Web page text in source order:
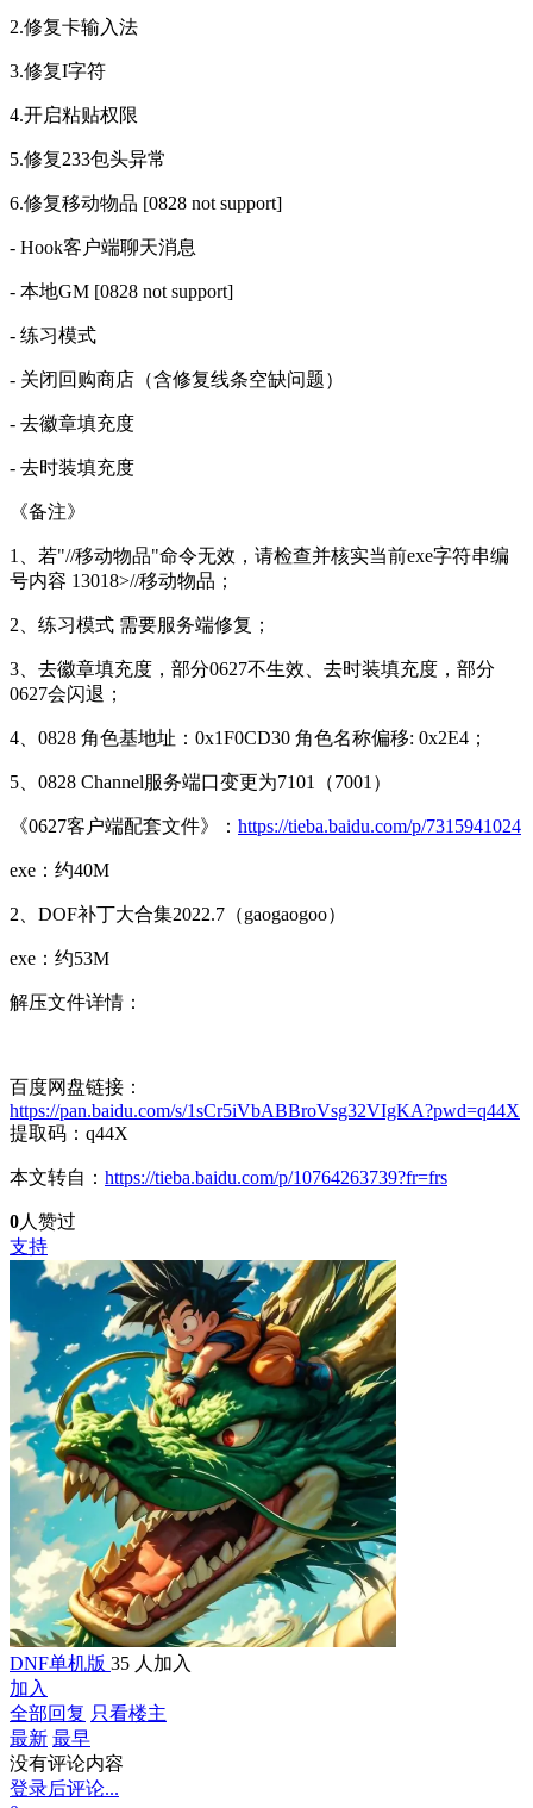
2.修复卡输入法
3.修复I字符
4.开启粘贴权限
5.修复233包头异常
6.修复移动物品 [0828 not support]
- Hook客户端聊天消息
- 本地GM [0828 not support]
- 练习模式
- 关闭回购商店（含修复线条空缺问题）
- 去徽章填充度
- 去时装填充度
《备注》
1、若"//移动物品"命令无效，请检查并核实当前exe字符串编
号内容 13018>//移动物品；
2、练习模式 需要服务端修复；
3、去徽章填充度，部分0627不生效、去时装填充度，部分
0627会闪退；
4、0828 角色基地址：0x1F0CD30 角色名称偏移: 0x2E4；
5、0828 Channel服务端口变更为7101（7001）
《0627客户端配套文件》： https://tieba.baidu.com/p/7315941024
exe：约40M
2、DOF补丁大合集2022.7（gaogaogoo）
exe：约53M
解压文件详情：
百度网盘链接：
https://pan.baidu.com/s/1sCr5iVbABBroVsg32VIgKA?pwd=q44X
提取码：q44X
本文转自： https://tieba.baidu.com/p/10764263739?fr=frs
0人赞过
支持
DNF单机版 35 人加入
加入
全部回复 只看楼主
最新 最早
没有评论内容
登录后评论...